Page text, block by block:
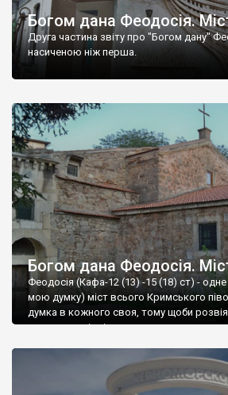
Богом дана Феодосія.
Друга частина звіту про "Богом дану"
насиченою ніж перша.
Богом дана Феодосія.
Феодосія (Кафа-12 (13) -15 (18) ст) - одне
мою думку) міст всього Кримського
думка в кожного своя, тому щоби
запрошую відвідати це